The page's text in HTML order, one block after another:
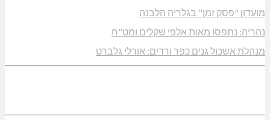
מועדון "פסק זמן" בגלריה הלבנה
נהריה: נתפסו מאות אלפי שקלים ומט"ח
מנהלת אשכול גנים כפר ורדים: אורלי גלברט